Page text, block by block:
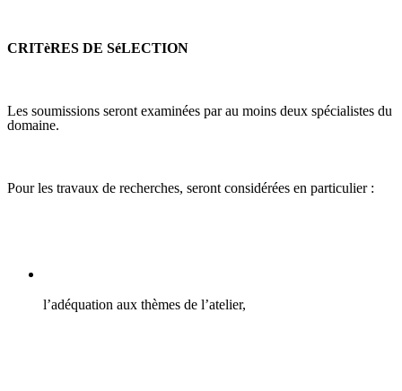
CRITèRES DE SéLECTION
Les soumissions seront examinées par au moins deux spécialistes du
domaine.
Pour les travaux de recherches, seront considérées en particulier :
l’adéquation aux thèmes de l’atelier,